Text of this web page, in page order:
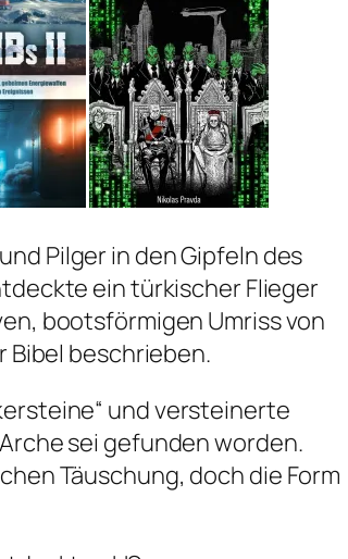
Pilger in den Gipfeln des
ein türkischer Flieger
bootsförmigen Umriss von
Bibel beschrieben.
und versteinerte
sei gefunden worden.
Täuschung, doch die Form